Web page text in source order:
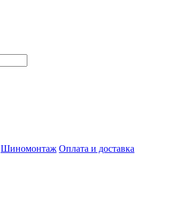
Шиномонтаж Оплата и доставка